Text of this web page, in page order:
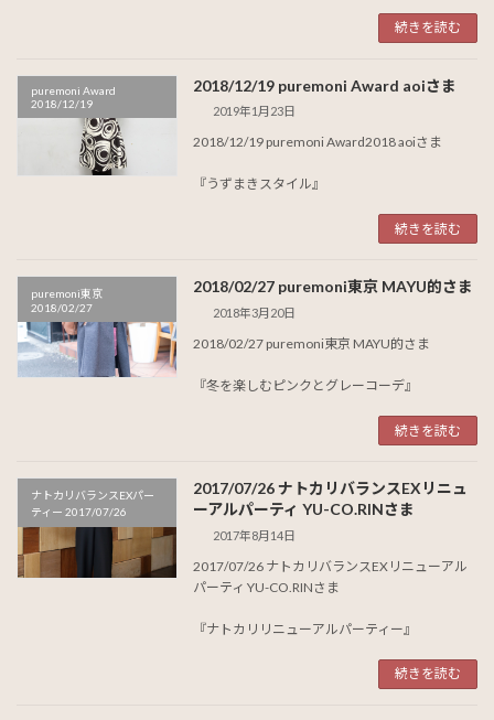
続きを読む
puremoni Award
2018/12/19
2018/12/19 puremoni Award aoiさま
2019年1月23日
2018/12/19 puremoni Award2018 aoiさま
『うずまきスタイル』
続きを読む
puremoni東京
2018/02/27
2018/02/27 puremoni東京 MAYU的さま
2018年3月20日
2018/02/27 puremoni東京 MAYU的さま
『冬を楽しむピンクとグレーコーデ』
続きを読む
ナトカリバランスEXパー
ティー 2017/07/26
2017/07/26 ナトカリバランスEXリニュ
ーアルパーティ YU-CO.RINさま
2017年8月14日
2017/07/26 ナトカリバランスEXリニューアル
パーティ YU-CO.RINさま
『ナトカリリニューアルパーティー』
続きを読む